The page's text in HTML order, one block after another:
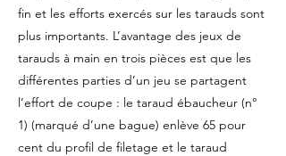
fin et les efforts exercés sur les tarauds sont
plus importants. L’avantage des jeux de
tarauds à main en trois pièces est que les
différentes parties d’un jeu se partagent
l’effort de coupe : le taraud ébaucheur (n°
1) (marqué d’une bague) enlève 65 pour
cent du profil de filetage et le taraud